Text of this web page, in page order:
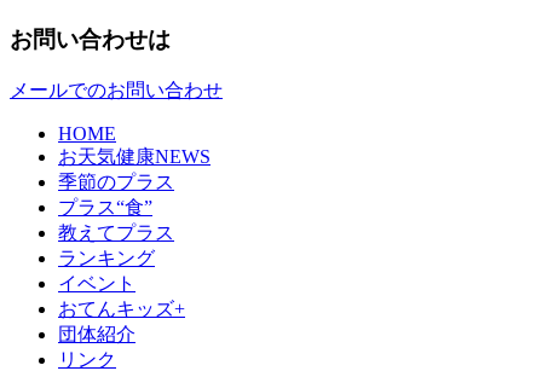
お問い合わせは
メールでのお問い合わせ
HOME
お天気健康NEWS
季節のプラス
プラス“食”
教えてプラス
ランキング
イベント
おてんキッズ+
団体紹介
リンク